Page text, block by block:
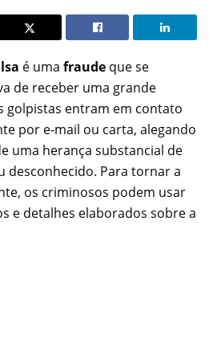
é uma fraude que se
de receber uma grande
golpistas entram em contato
por e-mail ou carta, alegando
uma herança substancial de
desconhecido. Para tornar a
os criminosos podem usar
e detalhes elaborados sobre a